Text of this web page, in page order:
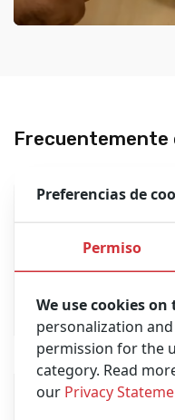
Preferencias de
Permiso
We use cookies
personalization
permission for the
category. Read
our Privacy